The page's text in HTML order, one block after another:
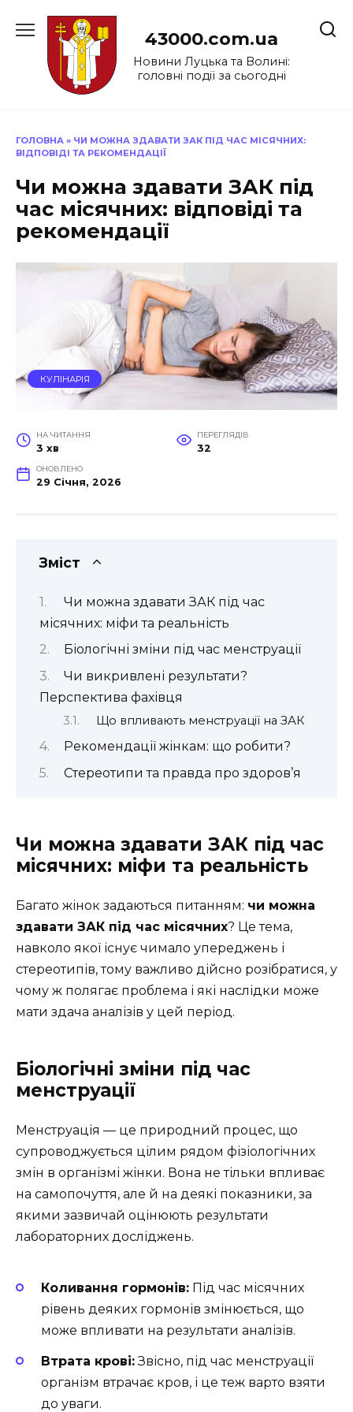
до
43000.com.ua
Новини Луцька та Волині:
головні події за сьогодні
ГОЛОВНА » ЧИ МОЖНА ЗДАВАТИ ЗАК ПІД ЧАС МІСЯЧНИХ:
ВІДПОВІДІ ТА РЕКОМЕНДАЦІЇ
Чи можна здавати ЗАК під
час місячних: відповіді та
рекомендації
КУЛІНАРІЯ
НА ЧИТАННЯ
3 хв
ПЕРЕГЛЯДІВ
32
ОНОВЛЕНО
29 Січня, 2026
Зміст
Чи можна здавати ЗАК під час
місячних: міфи та реальність
Біологічні зміни під час менструації
Чи викривлені результати?
Перспектива фахівця
Що впливають менструації на ЗАК
Рекомендації жінкам: що робити?
Стереотипи та правда про здоров’я
Чи можна здавати ЗАК під час
місячних: міфи та реальність
Багато жінок задаються питанням: чи можна
здавати ЗАК під час місячних? Це тема,
навколо якої існує чимало упереджень і
стереотипів, тому важливо дійсно розібратися, у
чому ж полягає проблема і які наслідки може
мати здача аналізів у цей період.
Біологічні зміни під час
менструації
Менструація — це природний процес, що
супроводжується цілим рядом фізіологічних
змін в організмі жінки. Вона не тільки впливає
на самопочуття, але й на деякі показники, за
якими зазвичай оцінюють результати
лабораторних досліджень.
Коливання гормонів: Під час місячних
рівень деяких гормонів змінюється, що
може впливати на результати аналізів.
Втрата крові:Звісно, під час менструації
організм втрачає кров, і це теж варто взяти
до уваги.